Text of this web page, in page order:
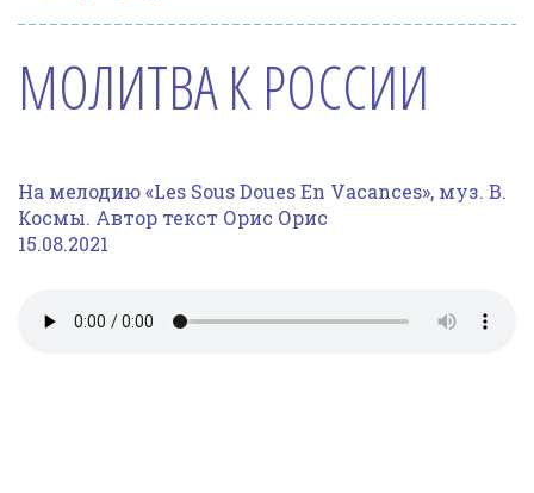
Номера песен
МОЛИТВА К РОССИИ
На мелодию «Les Sous Doues En Vacances», муз. В.
Космы. Автор текст Орис Орис
15.08.2021